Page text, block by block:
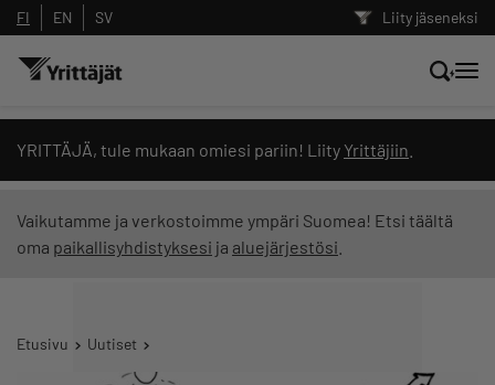
Liity jäseneksi
FI EN SV
YRITTÄJÄ, tule mukaan omiesi pariin! Liity Yrittäjiin
Vaikutamme ja verkostoimme ympäri Suomea! Etsi täältä
oma paikallisyhdistyksesi ja aluejärjestösi
Etusivu Uutiset
Hae sivustolta tai kysy suoraan
Yrittäjien tekoälyltä
Suodata hakutuloksia: näytä kaikki sisältö